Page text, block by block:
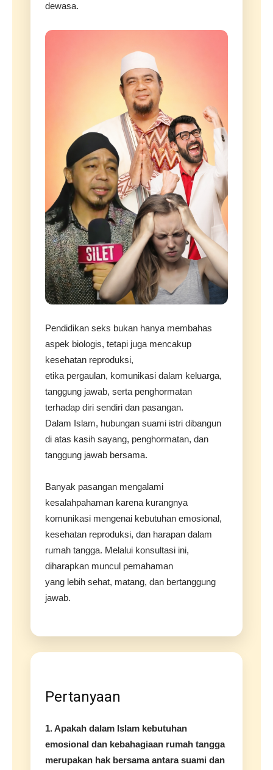
dewasa.
Pendidikan seks bukan hanya membahas
aspek biologis, tetapi juga mencakup
kesehatan reproduksi,
etika pergaulan, komunikasi dalam keluarga,
tanggung jawab, serta penghormatan
terhadap diri sendiri dan pasangan.
Dalam Islam, hubungan suami istri dibangun
di atas kasih sayang, penghormatan, dan
tanggung jawab bersama.
Banyak pasangan mengalami
kesalahpahaman karena kurangnya
komunikasi mengenai kebutuhan emosional,
kesehatan reproduksi, dan harapan dalam
rumah tangga. Melalui konsultasi ini,
diharapkan muncul pemahaman
yang lebih sehat, matang, dan bertanggung
jawab.
Pertanyaan
1. Apakah dalam Islam kebutuhan
emosional dan kebahagiaan rumah tangga
merupakan hak bersama antara suami dan